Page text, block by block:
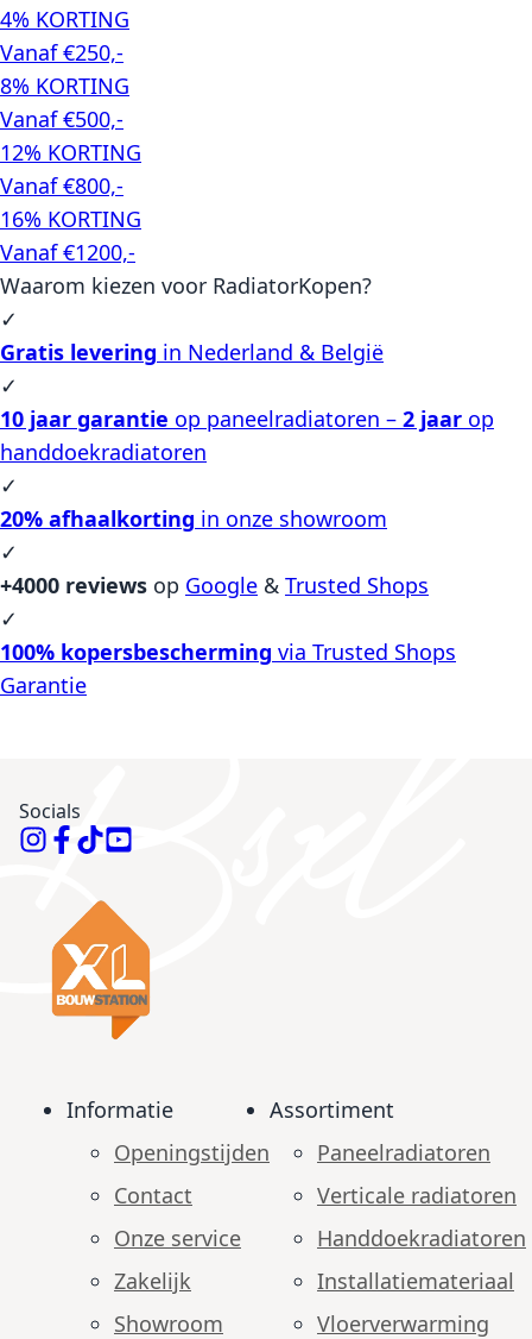
4% KORTING
Vanaf €250,-
8% KORTING
Vanaf €500,-
12% KORTING
Vanaf €800,-
16% KORTING
Vanaf €1200,-
Waarom kiezen voor RadiatorKopen?
✓
Gratis levering in Nederland & België
✓
10 jaar garantie op paneelradiatoren – 2 jaar op
handdoekradiatoren
✓
20% afhaalkorting in onze showroom
✓
+4000 reviews op Google & Trusted Shops
✓
100% kopersbescherming via Trusted Shops
Garantie
Socials
Informatie
Openingstijden
Contact
Onze service
Zakelijk
Showroom
Assortiment
Paneelradiatoren
Verticale radiatoren
Handdoekradiatoren
Installatiemateriaal
Vloerverwarming